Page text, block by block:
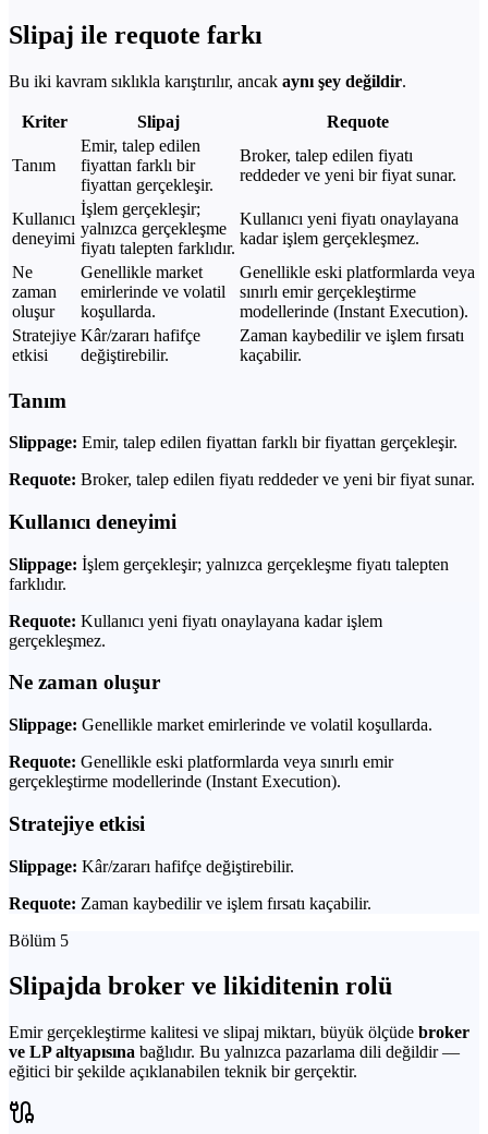
Slipaj ile requote farkı
Bu iki kavram sıklıkla karıştırılır, ancak aynı şey değildir.
Kriter Slipaj Requote
Tanım
Emir, talep edilen
fiyattan farklı bir
fiyattan gerçekleşir.
Broker, talep edilen fiyatı
reddeder ve yeni bir fiyat sunar.
Kullanıcı
deneyimi
İşlem gerçekleşir;
yalnızca gerçekleşme
fiyatı talepten farklıdır.
Kullanıcı yeni fiyatı onaylayana
kadar işlem gerçekleşmez.
Ne
zaman
oluşur
Genellikle market
emirlerinde ve volatil
koşullarda.
Genellikle eski platformlarda veya
sınırlı emir gerçekleştirme
modellerinde (Instant Execution).
Stratejiye
etkisi
Kâr/zararı hafifçe
değiştirebilir.
Zaman kaybedilir ve işlem fırsatı
kaçabilir.
Tanım
Slippage: Emir, talep edilen fiyattan farklı bir fiyattan gerçekleşir.
Requote: Broker, talep edilen fiyatı reddeder ve yeni bir fiyat sunar.
Kullanıcı deneyimi
Slippage: İşlem gerçekleşir; yalnızca gerçekleşme fiyatı talepten
farklıdır.
Requote: Kullanıcı yeni fiyatı onaylayana kadar işlem
gerçekleşmez.
Ne zaman oluşur
Slippage: Genellikle market emirlerinde ve volatil koşullarda.
Requote: Genellikle eski platformlarda veya sınırlı emir
gerçekleştirme modellerinde (Instant Execution).
Stratejiye etkisi
Slippage: Kâr/zararı hafifçe değiştirebilir.
Requote: Zaman kaybedilir ve işlem fırsatı kaçabilir.
Bölüm 5
Slipajda broker ve likiditenin rolü
Emir gerçekleştirme kalitesi ve slipaj miktarı, büyük ölçüde broker
ve LP altyapısına bağlıdır. Bu yalnızca pazarlama dili değildir —
eğitici bir şekilde açıklanabilen teknik bir gerçektir.